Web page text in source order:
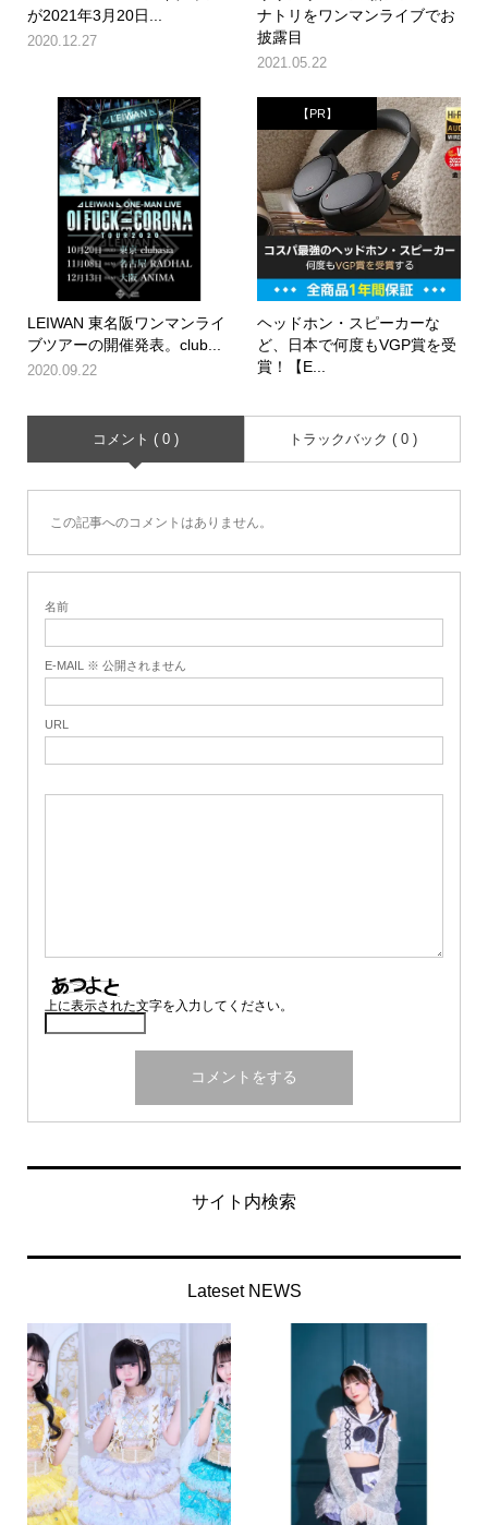
が2021年3月20日...
2020.12.27
ナトリをワンマンライブでお
披露目
2021.05.22
LEIWAN 東名阪ワンマンライ
ブツアーの開催発表。club...
2020.09.22
【PR】
ヘッドホン・スピーカーな
ど、日本で何度もVGP賞を受
賞！【E...
コメント ( 0 ) トラックバック ( 0 )
この記事へのコメントはありません。
名前
E-MAIL ※ 公開されません
URL
上に表示された文字を入力してください。
サイト内検索
Lateset NEWS